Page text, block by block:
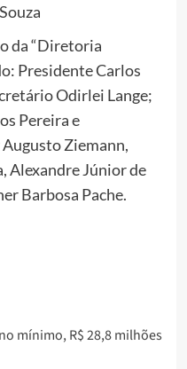
da “Diretoria
Presidente Carlos
Odirlei Lange;
Pereira e
Ziemann,
Alexandre Júnior de
Barbosa Pache.
mínimo, R$ 28,8 milhões